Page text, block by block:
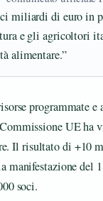
miliardi di euro in
e gli agricoltori
alimentare.”
programmate
UE
Il risultato di +10
del
soci.